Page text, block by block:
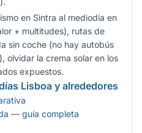
en Sintra al mediodía en
+ multitudes), rutas de
sin coche (no hay autobús
olvidar la crema solar en los
expuestos.
Lisboa y alrededores
— guía completa